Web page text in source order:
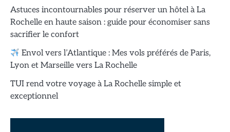
Astuces incontournables pour réserver un hôtel à La
Rochelle en haute saison : guide pour économiser sans
sacrifier le confort
Envol vers l’Atlantique : Mes vols préférés de Paris,
Lyon et Marseille vers La Rochelle
TUI rend votre voyage à La Rochelle simple et
exceptionnel